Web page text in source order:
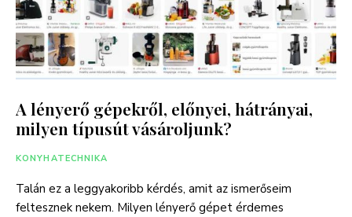
A lényerő gépekről, előnyei, hátrányai,
milyen típusút vásároljunk?
KONYHATECHNIKA
Talán ez a leggyakoribb kérdés, amit az ismerőseim
feltesznek nekem. Milyen lényerő gépet érdemes